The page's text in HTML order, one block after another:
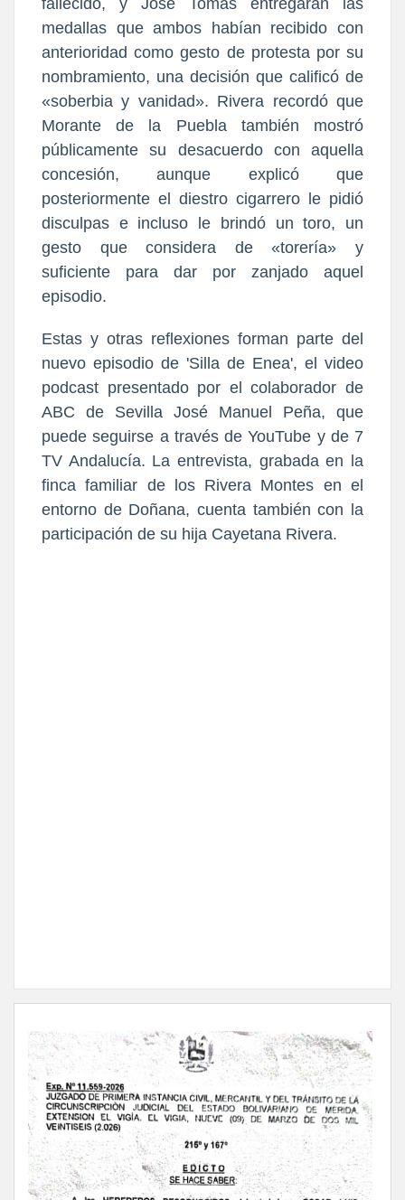
medallas que ambos habían recibido con
anterioridad como gesto de protesta por su
nombramiento, una decisión que calificó de
«soberbia y vanidad». Rivera recordó que
Morante de la Puebla también mostró
públicamente su desacuerdo con aquella
concesión, aunque explicó que
posteriormente el diestro cigarrero le pidió
disculpas e incluso le brindó un toro, un
gesto que considera de «torería» y
suficiente para dar por zanjado aquel
episodio.
Estas y otras reflexiones forman parte del
nuevo episodio de 'Silla de Enea', el video
podcast presentado por el colaborador de
ABC de Sevilla José Manuel Peña, que
puede seguirse a través de YouTube y de 7
TV Andalucía. La entrevista, grabada en la
finca familiar de los Rivera Montes en el
entorno de Doñana, cuenta también con la
participación de su hija Cayetana Rivera.